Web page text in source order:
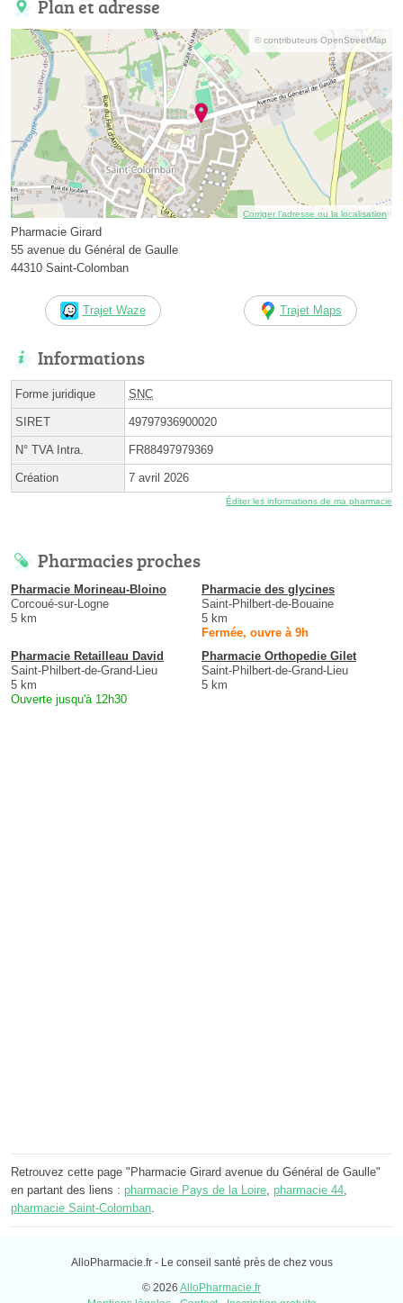
Plan et adresse
© contributeurs OpenStreetMap
Corriger l’adresse ou la localisation
Pharmacie Girard
55 avenue du Général de Gaulle
44310 Saint-Colomban
Trajet Waze Trajet Maps
Informations
Forme juridique SNC
SIRET 49797936900020
N° TVA Intra. FR88497979369
Création 7 avril 2026
Éditer les informations de ma pharmacie
Pharmacies proches
Pharmacie Morineau-Bloino
Corcoué-sur-Logne
5 km
Pharmacie des glycines
Saint-Philbert-de-Bouaine
5 km
Fermée, ouvre à 9h
Pharmacie Retailleau David
Saint-Philbert-de-Grand-Lieu
5 km
Ouverte jusqu'à 12h30
Pharmacie Orthopedie Gilet
Saint-Philbert-de-Grand-Lieu
5 km
Retrouvez cette page "Pharmacie Girard avenue du Général de Gaulle"
en partant des liens : pharmacie Pays de la Loire, pharmacie 44,
pharmacie Saint-Colomban.
AlloPharmacie.fr - Le conseil santé près de chez vous
© 2026 AlloPharmacie.fr